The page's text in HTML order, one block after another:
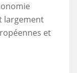
largement
et